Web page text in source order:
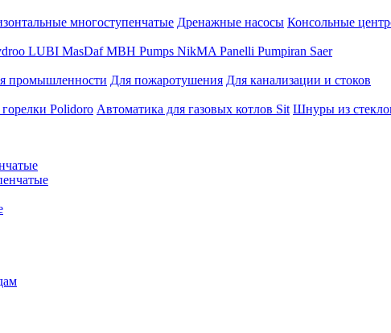
многоступенчатые Дренажные насосы Консольные
LUBI MasDaf MBH Pumps NikMA Panelli Pumpiran Saer
промышленности Для пожаротушения Для канализации и стоков
Polidoro Автоматика для газовых котлов Sit Шнуры из